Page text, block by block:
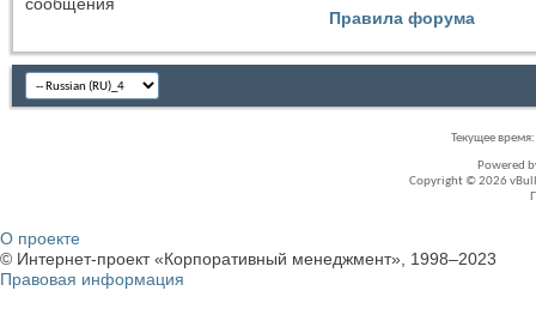
сообщения
Правила форума
Текущее время:
Powered
Copyright © 2026
О проекте
© Интернет-проект «Корпоративный менеджмент», 1998–2023
Правовая информация